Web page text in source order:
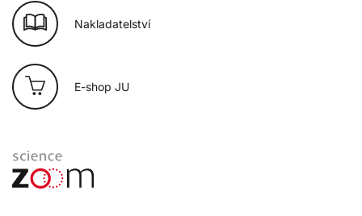
Nakladatelství
E-shop JU